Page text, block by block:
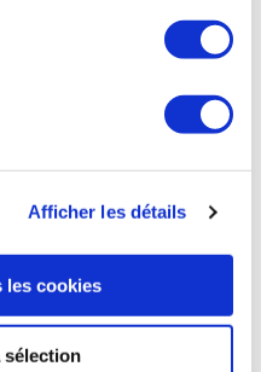
Afficher les détails
les cookies
(2)